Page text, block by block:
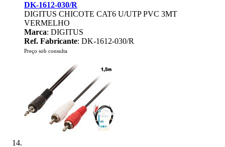
DK-1612-030/R
DIGITUS CHICOTE CAT6 U/UTP PVC 3MT
VERMELHO
Marca: DIGITUS
Ref. Fabricante: DK-1612-030/R
Preço sob consulta